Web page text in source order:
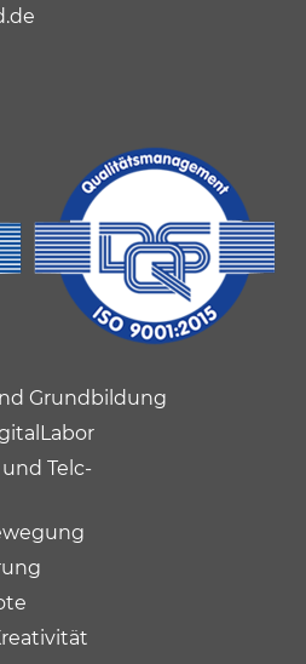
Grundbildung
Telc-